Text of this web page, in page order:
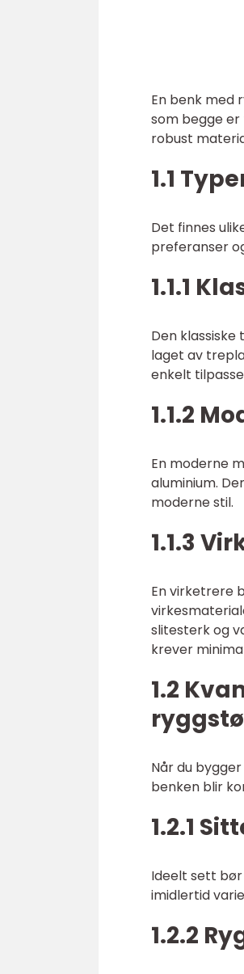
En benk med
som begge
robust
1.1
Det finnes
preferanser
1.1.1
Den
laget av
enkelt
1.1.2
En moderne
aluminium.
moderne stil.
1.1.3
En virketrere
slitesterk og
krever
1.2
Når du
benken blir
1.2.1
Ideelt sett
imidlertid
1.2.2